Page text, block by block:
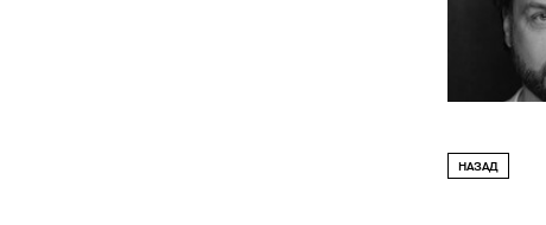
НАЗАД